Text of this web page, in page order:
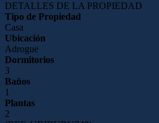
DETALLES DE LA PROPIEDAD
Tipo de Propiedad
Casa
Ubicación
Adrogue
Dormitorios
3
Baños
1
Plantas
2